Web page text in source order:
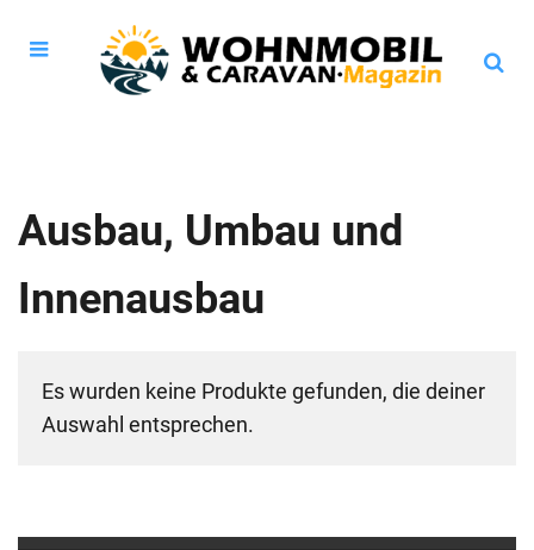
Ausbau, Umbau und
Innenausbau
Es wurden keine Produkte gefunden, die deiner
Auswahl entsprechen.